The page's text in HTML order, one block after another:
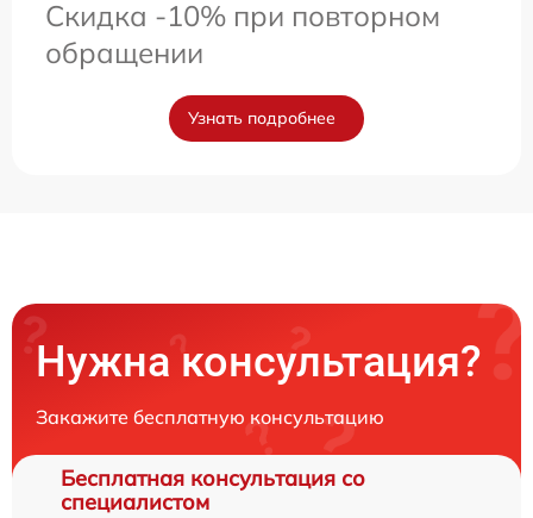
Скидка -10% при повторном
обращении
Узнать подробнее
Нужна консультация?
Закажите бесплатную консультацию
Бесплатная консультация со
специалистом